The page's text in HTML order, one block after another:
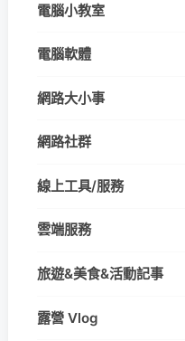
電腦小教室
電腦軟體
網路大小事
網路社群
線上工具/服務
雲端服務
旅遊&美食&活動記事
露營 Vlog